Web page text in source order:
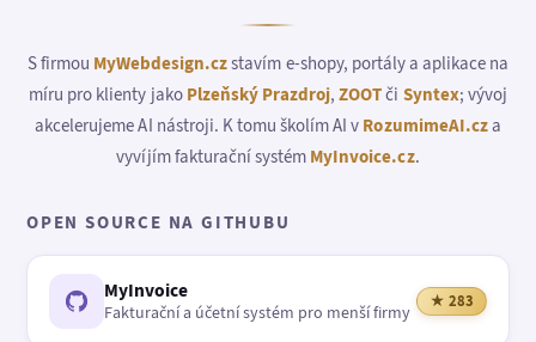
S firmou MyWebdesign.czstavím e-shopy, portály a aplikace na
míru pro klienty jako Plzeňský Prazdroj,ZOOTči Syntex; vývoj
akcelerujeme AI nástroji. K tomu školím AI v RozumimeAI.cza
vyvíjím fakturační systém MyInvoice.cz.
OPEN SOURCE NA GITHUBU
MyInvoice
Fakturační a účetní systém pro menší firmy
★ 283